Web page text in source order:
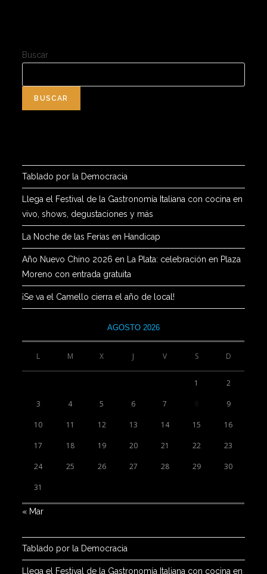
Buscar
BUSCAR
Tablado por la Democracia
Llega el Festival de la Gastronomía Italiana con cocina en
vivo, shows, degustaciones y más
La Noche de las Ferias en Handicap
Año Nuevo Chino 2026 en La Plata: celebración en Plaza
Moreno con entrada gratuita
¡Se va el Camello cierra el año de local!
AGOSTO 2026
L M X J V S D
1 2
3 4 5 6 7 9
10 11 12 13 14 15 16
17 18 19 20 21 22 23
24 25 26 27 28 29 30
31
« Mar
Tablado por la Democracia
Llega el Festival de la Gastronomía Italiana con cocina en